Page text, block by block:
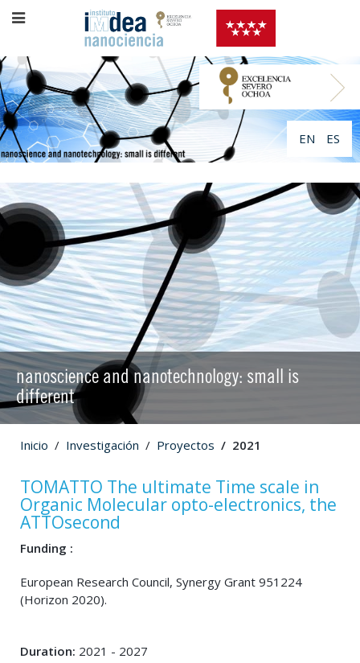
EN ES
nanoscience and nanotechnology: small is
different
Inicio Investigación Proyectos 2021
TOMATTO The ultimate Time scale in
Organic Molecular opto-electronics, the
ATTOsecond
Funding :
European Research Council, Synergy Grant 951224
(Horizon 2020).
Duration: 2021 - 2027